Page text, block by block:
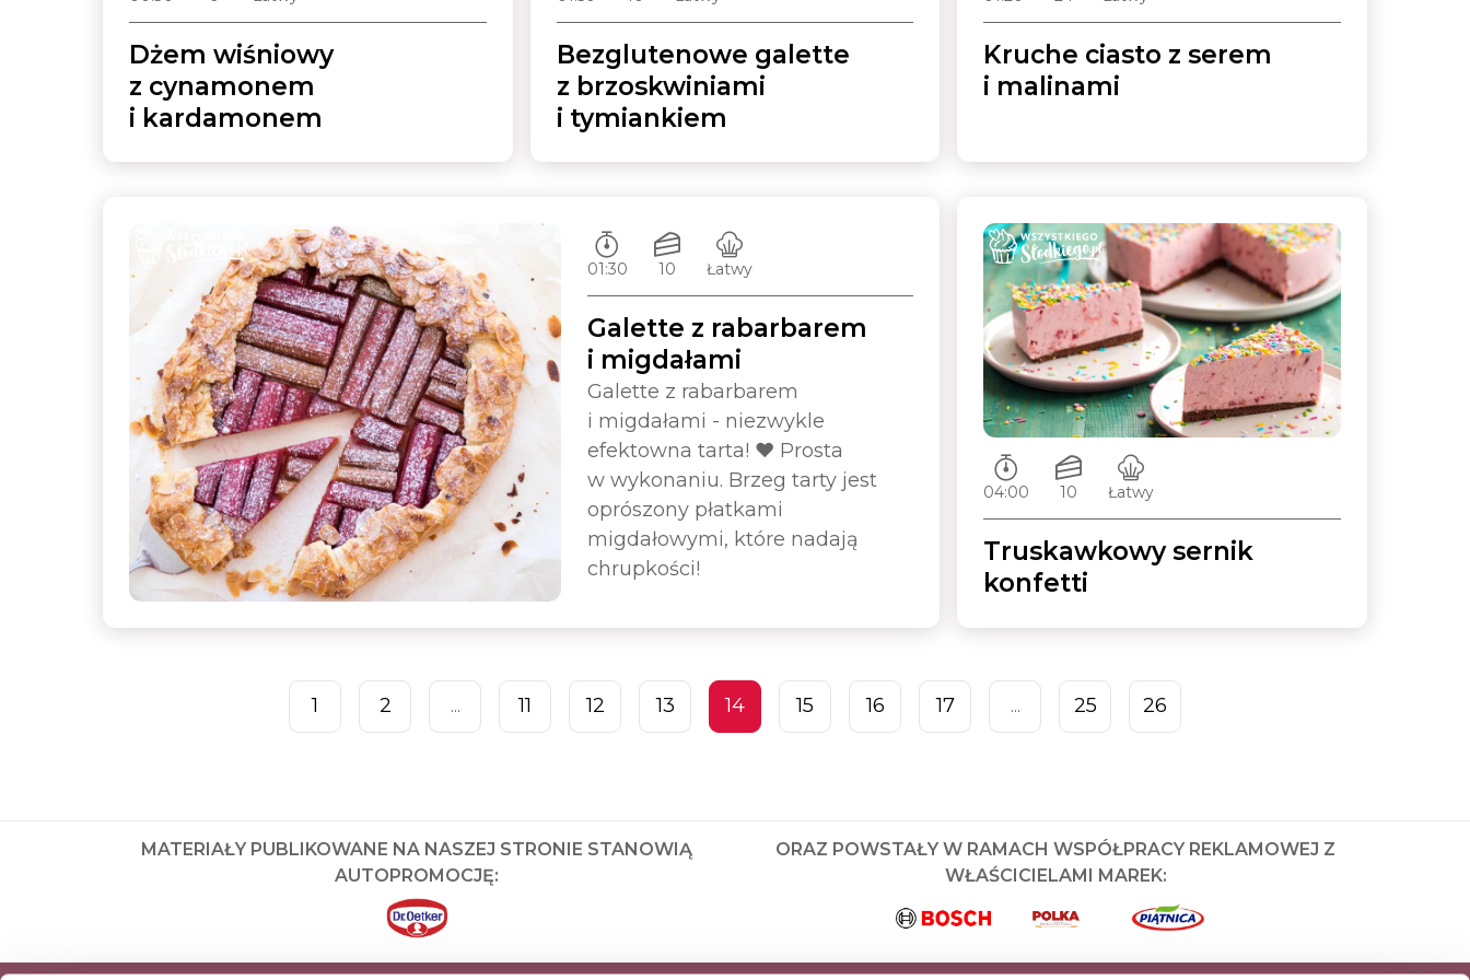
Dżem wiśniowy
z cynamonem
i kardamonem
Bezglutenowe galette
z brzoskwiniami
i tymiankiem
Kruche ciasto z serem
i malinami
Czas przygotowywania:
01:30
Ilość porcji:
10
Poziom trudności:
Łatwy
Galette z rabarbarem
i migdałami
Galette z rabarbarem
i migdałami - niezwykle
efektowna tarta! ❤️ Prosta
w wykonaniu. Brzeg tarty jest
oprószony płatkami
migdałowymi, które nadają
chrupkości!
Czas przygotowywania:
04:00
Ilość porcji:
10
Poziom trudności:
Łatwy
Truskawkowy sernik
konfetti
1 2 ... 11 12 13 14 15 16 17 ... 25 26
MATERIAŁY PUBLIKOWANE NA NASZEJ STRONIE STANOWIĄ
AUTOPROMOCJĘ:
ORAZ POWSTAŁY W RAMACH WSPÓŁPRACY REKLAMOWEJ Z
WŁAŚCICIELAMI MAREK: